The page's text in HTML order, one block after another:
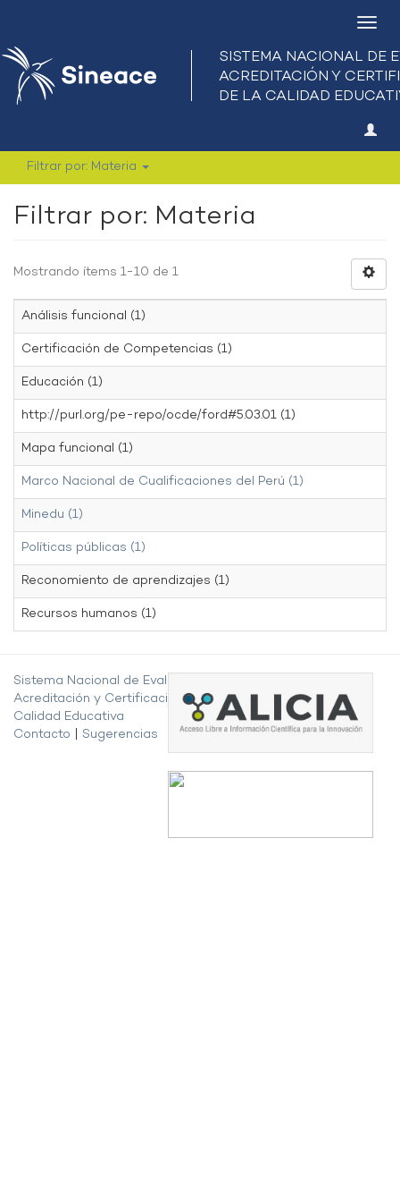
Filtrar por: Materia
Filtrar por: Materia
Mostrando ítems 1-10 de 1
Análisis funcional (1)
Certificación de Competencias (1)
Educación (1)
http://purl.org/pe-repo/ocde/ford#5.03.01 (1)
Mapa funcional (1)
Marco Nacional de Cualificaciones del Perú (1)
Minedu (1)
Políticas públicas (1)
Reconomiento de aprendizajes (1)
Recursos humanos (1)
Sistema Nacional de Evaluación,
Acreditación y Certificación de la
Calidad Educativa
Contacto
Sugerencias